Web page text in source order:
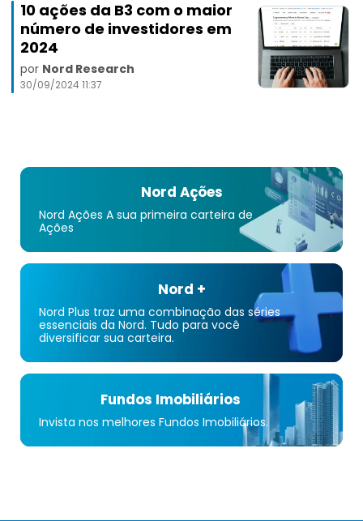
10 ações da B3 com o maior
número de investidores em
2024
por Nord Research
30/09/2024 11:37
Nord Ações
Nord Ações A sua primeira carteira de
Ações
Nord +
Nord Plus traz uma combinação das séries
essenciais da Nord. Tudo para você
diversificar sua carteira.
Fundos Imobiliários
Invista nos melhores Fundos Imobiliários.